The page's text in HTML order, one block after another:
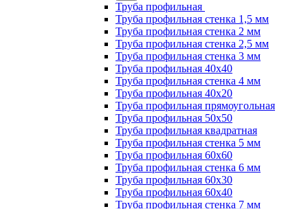
Труба профильная
Труба профильная стенка 1,5 мм
Труба профильная стенка 2 мм
Труба профильная стенка 2,5 мм
Труба профильная стенка 3 мм
Труба профильная 40х40
Труба профильная стенка 4 мм
Труба профильная 40х20
Труба профильная прямоугольная
Труба профильная 50х50
Труба профильная квадратная
Труба профильная стенка 5 мм
Труба профильная 60х60
Труба профильная стенка 6 мм
Труба профильная 60х30
Труба профильная 60х40
Труба профильная стенка 7 мм